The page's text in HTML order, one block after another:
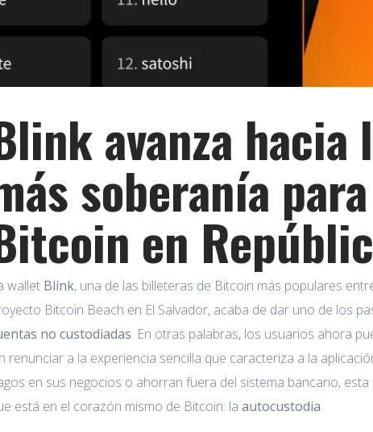
avanza
soberanía
en
wallet Blink, una de las billeteras de Bitcoin más populares
Bitcoin Beach en El Salvador, acaba de dar uno de los
no custodiadas. En otras palabras, los usuarios ahora
renunciar a la experiencia sencilla que caracteriza a la
en sus negocios o ahorran fuera del sistema bancario,
está en el corazón mismo de Bitcoin: la autocustodia.